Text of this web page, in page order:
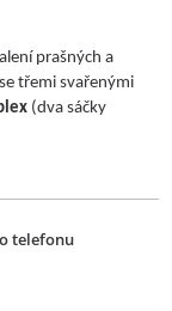
prašných a
třemi svařenými
(dva sáčky
telefonu